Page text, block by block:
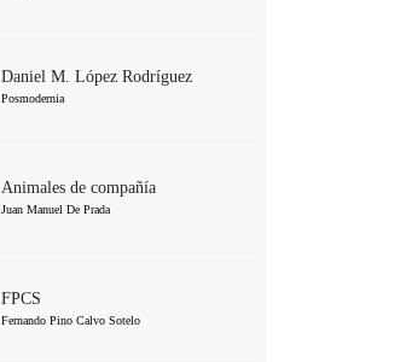
Daniel M. López Rodríguez
Posmodernia
Animales de compañía
Juan Manuel De Prada
FPCS
Fernando Pino Calvo Sotelo